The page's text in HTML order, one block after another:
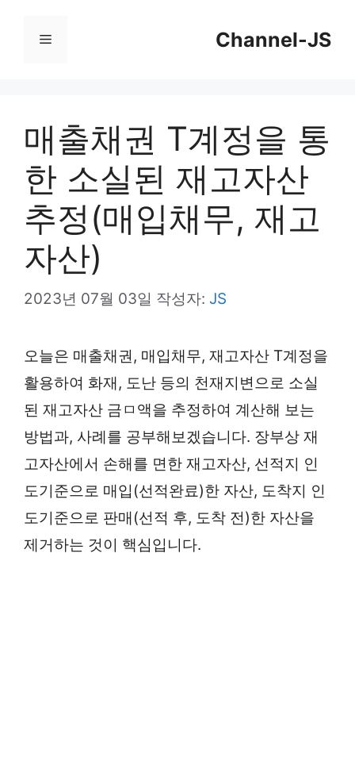
Channel-JS
메
매출채권 T계정을 통
한 소실된 재고자산
추정(매입채무, 재고
자산)
2023년 07월 03일 작성자: JS
오늘은 매출채권, 매입채무, 재고자산 T계정을
활용하여 화재, 도난 등의 천재지변으로 소실
된 재고자산 금ㅁ액을 추정하여 계산해 보는
방법과, 사례를 공부해보겠습니다. 장부상 재
고자산에서 손해를 면한 재고자산, 선적지 인
도기준으로 매입(선적완료)한 자산, 도착지 인
도기준으로 판매(선적 후, 도착 전)한 자산을
제거하는 것이 핵심입니다.